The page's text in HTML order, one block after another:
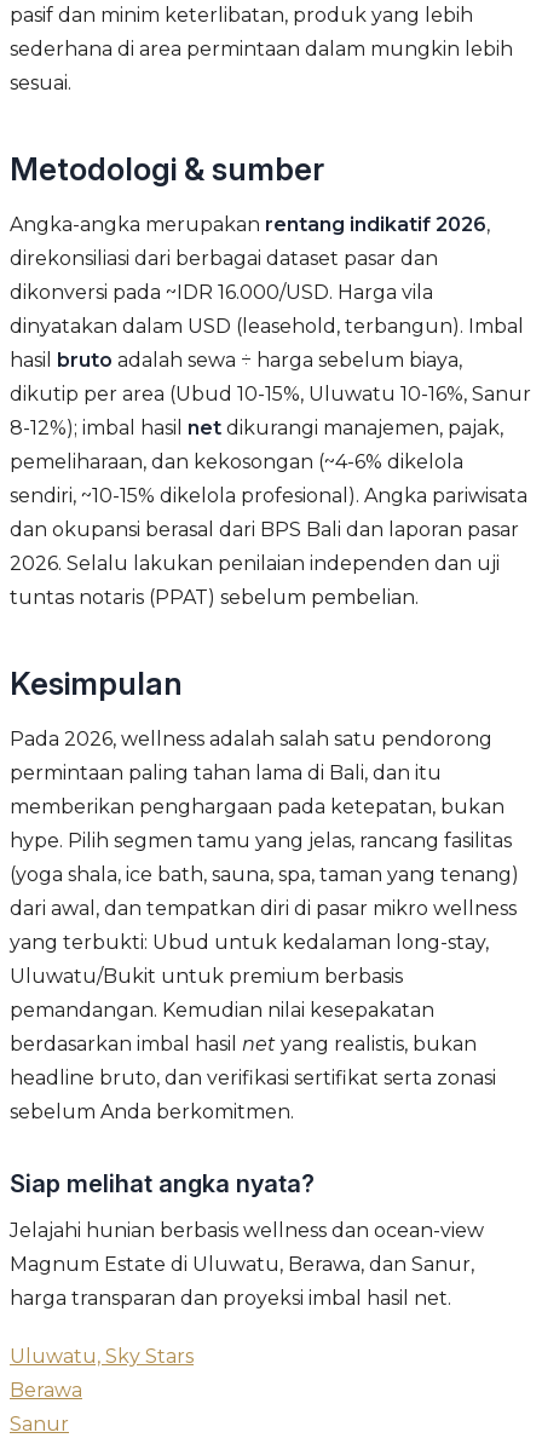
pasif dan minim keterlibatan, produk yang lebih
sederhana di area permintaan dalam mungkin lebih
sesuai.
Metodologi & sumber
Angka-angka merupakan rentang indikatif 2026,
direkonsiliasi dari berbagai dataset pasar dan
dikonversi pada ~IDR 16.000/USD. Harga vila
dinyatakan dalam USD (leasehold, terbangun). Imbal
hasil bruto adalah sewa ÷ harga sebelum biaya,
dikutip per area (Ubud 10-15%, Uluwatu 10-16%, Sanur
8-12%); imbal hasil net dikurangi manajemen, pajak,
pemeliharaan, dan kekosongan (~4-6% dikelola
sendiri, ~10-15% dikelola profesional). Angka pariwisata
dan okupansi berasal dari BPS Bali dan laporan pasar
2026. Selalu lakukan penilaian independen dan uji
tuntas notaris (PPAT) sebelum pembelian.
Kesimpulan
Pada 2026, wellness adalah salah satu pendorong
permintaan paling tahan lama di Bali, dan itu
memberikan penghargaan pada ketepatan, bukan
hype. Pilih segmen tamu yang jelas, rancang fasilitas
(yoga shala, ice bath, sauna, spa, taman yang tenang)
dari awal, dan tempatkan diri di pasar mikro wellness
yang terbukti: Ubud untuk kedalaman long-stay,
Uluwatu/Bukit untuk premium berbasis
pemandangan. Kemudian nilai kesepakatan
berdasarkan imbal hasil net yang realistis, bukan
headline bruto, dan verifikasi sertifikat serta zonasi
sebelum Anda berkomitmen.
Siap melihat angka nyata?
Jelajahi hunian berbasis wellness dan ocean-view
Magnum Estate di Uluwatu, Berawa, dan Sanur,
harga transparan dan proyeksi imbal hasil net.
Uluwatu, Sky Stars
Berawa
Sanur